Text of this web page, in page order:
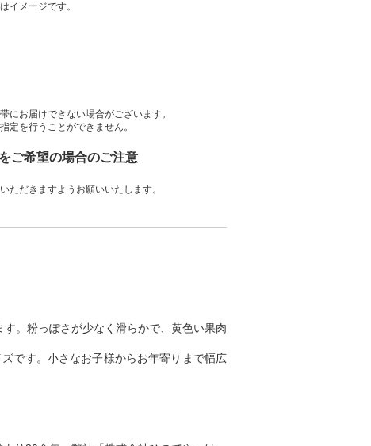
イメージです。
お届けできない場合がございます。
定を行うことができません。
ご希望の場合のご注意
だきますようお願いいたします。
。粉っぽさが少なく滑らかで、黄色い果肉
です。小さなお子様からお年寄りまで幅広